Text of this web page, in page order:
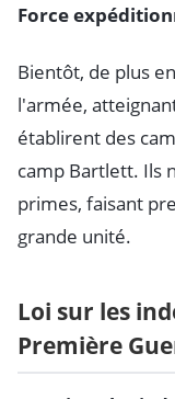
Force
Bientôt, de plus
l'armée,
établirent des
camp Bartlett. Ils
primes, faisant
grande unité.
Loi sur les
Première